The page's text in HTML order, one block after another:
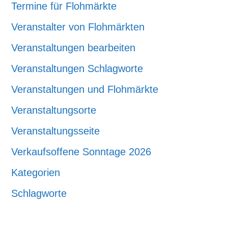
Termine für Flohmärkte
Veranstalter von Flohmärkten
Veranstaltungen bearbeiten
Veranstaltungen Schlagworte
Veranstaltungen und Flohmärkte
Veranstaltungsorte
Veranstaltungsseite
Verkaufsoffene Sonntage 2026
Kategorien
Schlagworte